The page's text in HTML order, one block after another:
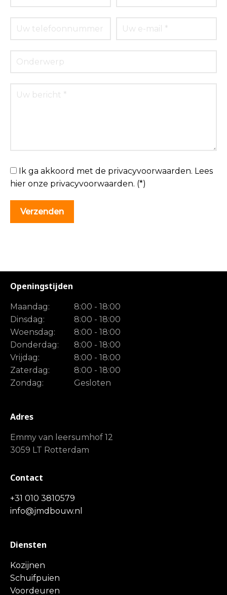
Ik ga akkoord met de privacyvoorwaarden. Lees
hier onze privacyvoorwaarden. (*)
Openingstijden
Maandag:
8:00 - 18:00
Dinsdag:
8:00 - 18:00
Woensdag:
8:00 - 18:00
Donderdag:
8:00 - 18:00
Vrijdag:
8:00 - 18:00
Zaterdag:
8:00 - 18:00
Zondag:
Gesloten
Adres
Emmy van leersumhof 12
3059 LT Rotterdam
Contact
+31 010 3810579
info@jmdbouw.nl
Diensten
Kozijnen
Schuifpuien
Voordeuren